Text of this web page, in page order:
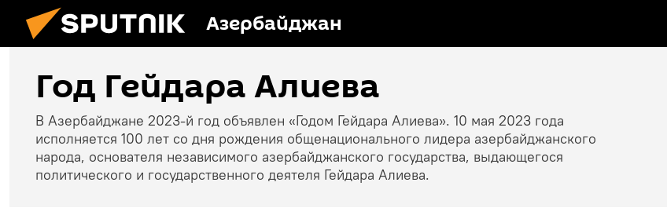
Азербайджан
Год Гейдара Алиева
В Азербайджане 2023-й год объявлен «Годом Гейдара Алиева». 10 мая 2023 года
исполняется 100 лет со дня рождения общенационального лидера азербайджанского
народа, основателя независимого азербайджанского государства, выдающегося
политического и государственного деятеля Гейдара Алиева.